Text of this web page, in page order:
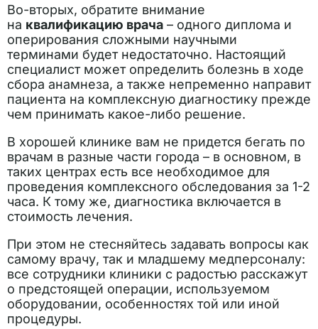
Во-вторых, обратите внимание
на квалификацию врача – одного диплома и
оперирования сложными научными
терминами будет недостаточно. Настоящий
специалист может определить болезнь в ходе
сбора анамнеза, а также непременно направит
пациента на комплексную диагностику прежде
чем принимать какое-либо решение.
В хорошей клинике вам не придется бегать по
врачам в разные части города – в основном, в
таких центрах есть все необходимое для
проведения комплексного обследования за 1-2
часа. К тому же, диагностика включается в
стоимость лечения.
При этом не стесняйтесь задавать вопросы как
самому врачу, так и младшему медперсоналу:
все сотрудники клиники с радостью расскажут
о предстоящей операции, используемом
оборудовании, особенностях той или иной
процедуры.